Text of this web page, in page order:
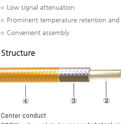
Low signal attenuation
Prominent temperature retention and
Convenient assembly
Structure